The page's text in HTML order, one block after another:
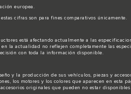
europea.
cifras son para fines comparativos únicamente.
está afectando actualmente a las
actualidad no reflejen completamente las
con toda la información disponible.
y la producción de sus vehículos, piezas y
los motores y los colores que aparecen en esta
originales que pueden no estar